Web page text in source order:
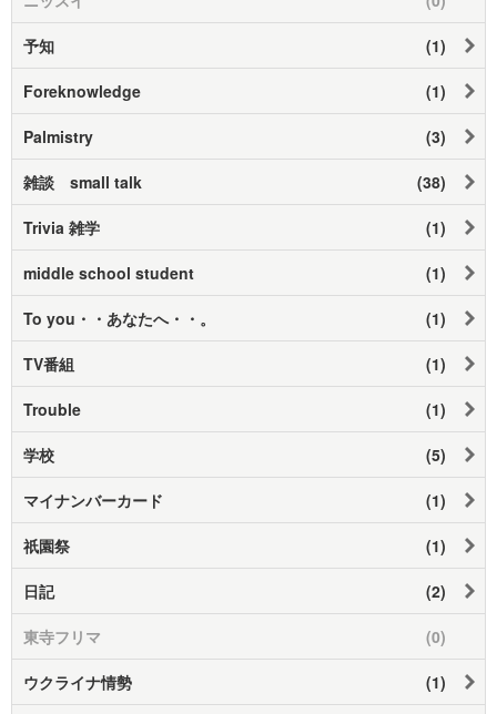
予知 (1)
Foreknowledge (1)
Palmistry (3)
雑談 small talk (38)
Trivia 雑学 (1)
middle school student (1)
To you・・あなたへ・・。 (1)
TV番組 (1)
Trouble (1)
学校 (5)
マイナンバーカード (1)
祇園祭 (1)
日記 (2)
東寺フリマ (0)
ウクライナ情勢 (1)